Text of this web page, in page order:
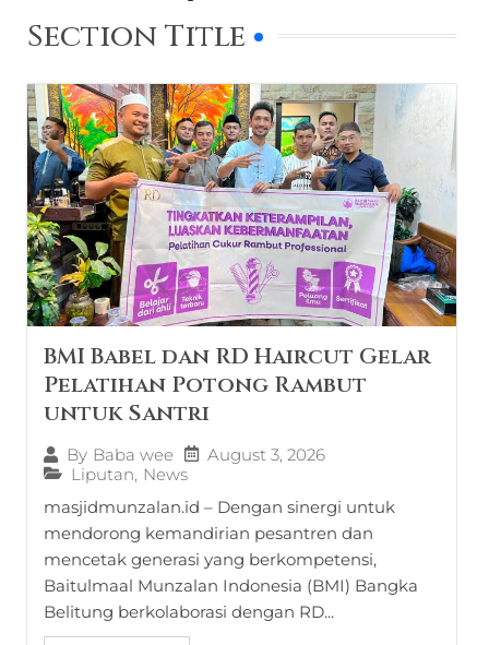
Section Title
BMI Babel dan RD Haircut Gelar
Pelatihan Potong Rambut
untuk Santri
By Baba wee
August 3, 2026
Liputan News
masjidmunzalan.id – Dengan sinergi untuk
mendorong kemandirian pesantren dan
mencetak generasi yang berkompetensi,
Baitulmaal Munzalan Indonesia (BMI) Bangka
Belitung berkolaborasi dengan RD...